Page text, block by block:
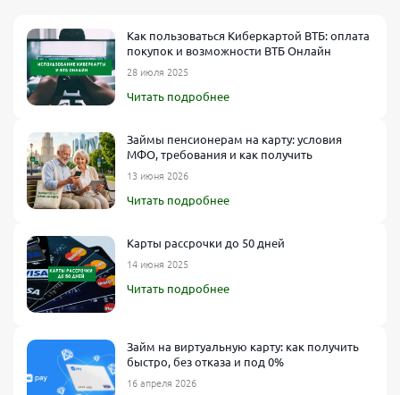
Как пользоваться Киберкартой ВТБ: оплата
покупок и возможности ВТБ Онлайн
28 июля 2025
Читать подробнее
Займы пенсионерам на карту: условия
МФО, требования и как получить
13 июня 2026
Читать подробнее
Карты рассрочки до 50 дней
14 июня 2025
Читать подробнее
Займ на виртуальную карту: как получить
быстро, без отказа и под 0%
16 апреля 2026